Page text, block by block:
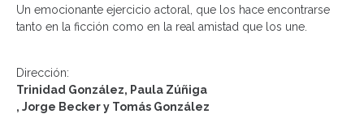
Un emocionante ejercicio actoral, que los hace encontrarse
tanto en la ficción como en la real amistad que los une.
Dirección:
Trinidad González, Paula Zúñiga
, Jorge Beckery Tomás González